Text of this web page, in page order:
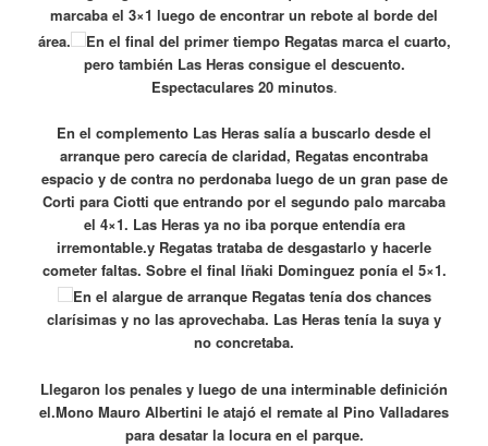
marcaba el 3×1 luego de encontrar un rebote al borde del
área.
En el final del primer tiempo Regatas marca el cuarto,
pero también Las Heras consigue el descuento.
Espectaculares 20 minutos.
En el complemento Las Heras salía a buscarlo desde el
arranque pero carecía de claridad, Regatas encontraba
espacio y de contra no perdonaba luego de un gran pase de
Corti para Ciotti que entrando por el segundo palo marcaba
el 4×1. Las Heras ya no iba porque entendía era
irremontable.y Regatas trataba de desgastarlo y hacerle
cometer faltas. Sobre el final Iñaki Dominguez ponía el 5×1.
En el alargue de arranque Regatas tenía dos chances
clarísimas y no las aprovechaba. Las Heras tenía la suya y
no concretaba.
Llegaron los penales y luego de una interminable definición
el.Mono Mauro Albertini le atajó el remate al Pino Valladares
para desatar la locura en el parque.